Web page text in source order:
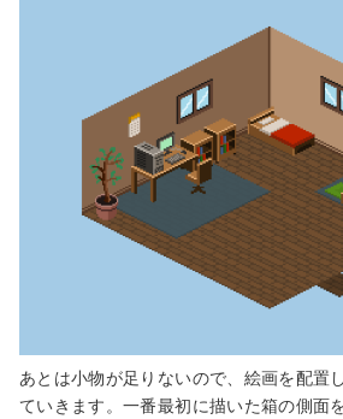
あとは小物が足りないので、絵画を配置
ていきます。一番最初に描いた箱の側面